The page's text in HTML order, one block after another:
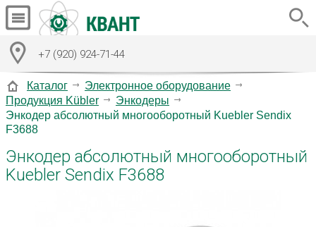
+7 (920) 924-71-44
Каталог
Электронное оборудование
Продукция Kübler
Энкодеры
Энкодер абсолютный многооборотный Kuebler Sendix
F3688
Энкодер абсолютный многооборотный
Kuebler Sendix F3688